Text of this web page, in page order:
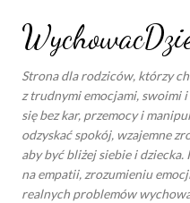
Przejdź do
Strona dla rodziców, którzy
z trudnymi emocjami, swoimi
się bez kar, przemocy i
odzyskać spokój, wzajemne
aby być bliżej siebie i
na empatii, zrozumieniu
realnych problemów